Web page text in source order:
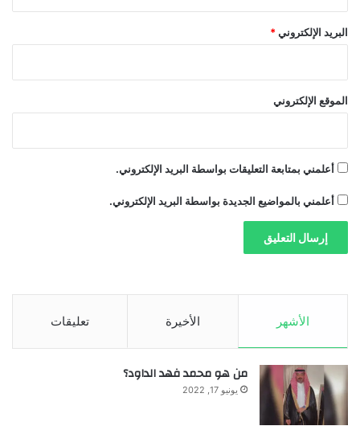
البريد الإلكتروني*
الموقع الإلكتروني
أعلمني بمتابعة التعليقات بواسطة البريد الإلكتروني.
أعلمني بالمواضيع الجديدة بواسطة البريد الإلكتروني.
الأشهر الأخيرة تعليقات
من هو محمد فهد الداود؟
يونيو 17, 2022